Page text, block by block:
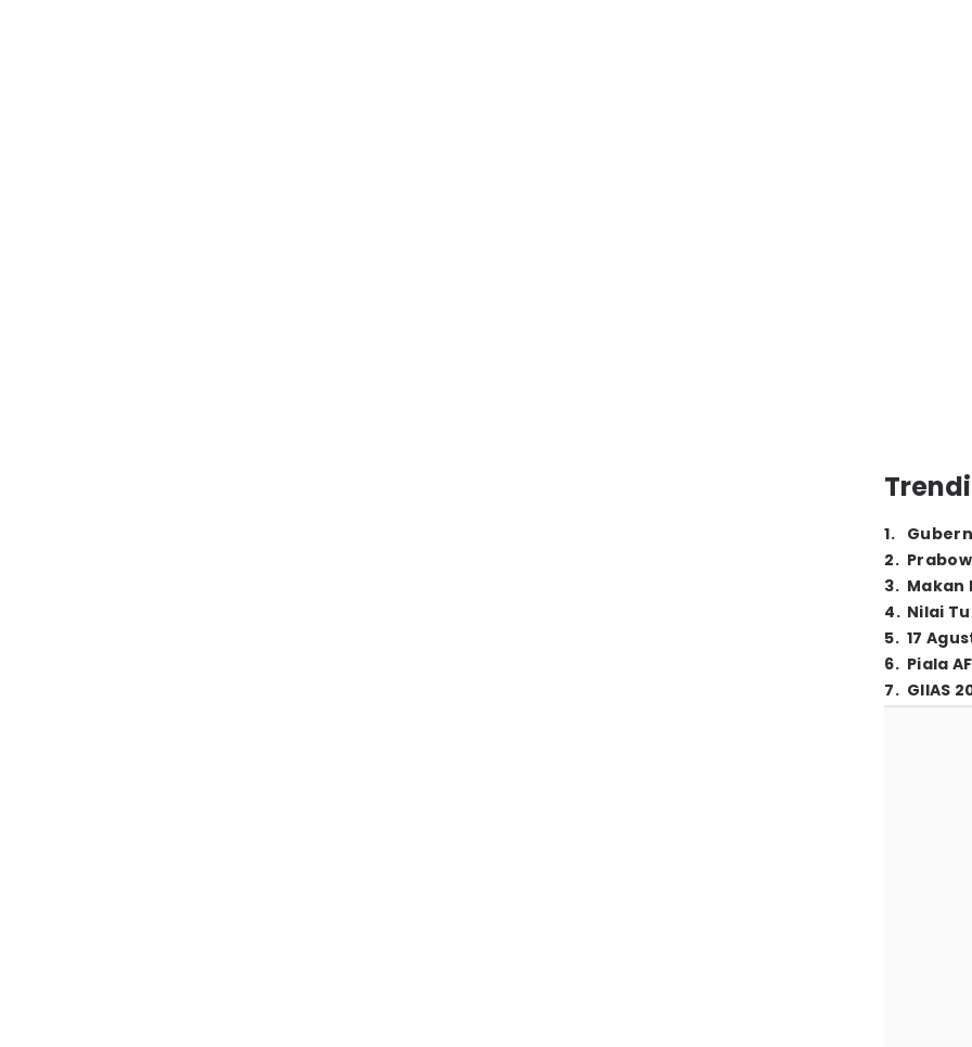
1.
2.
3. Makan
4. Nilai
5. 17
6. Piala
7. GIIAS